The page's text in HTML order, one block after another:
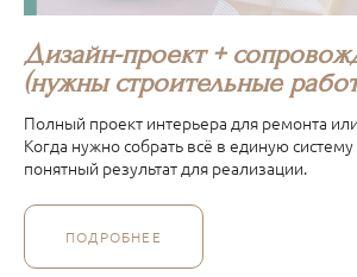
Дизайн-проект +
(нужны строительные
Полный проект интерьера для ремонта
Когда нужно собрать всё в единую
понятный результат для реализации.
ПОДРОБНЕЕ